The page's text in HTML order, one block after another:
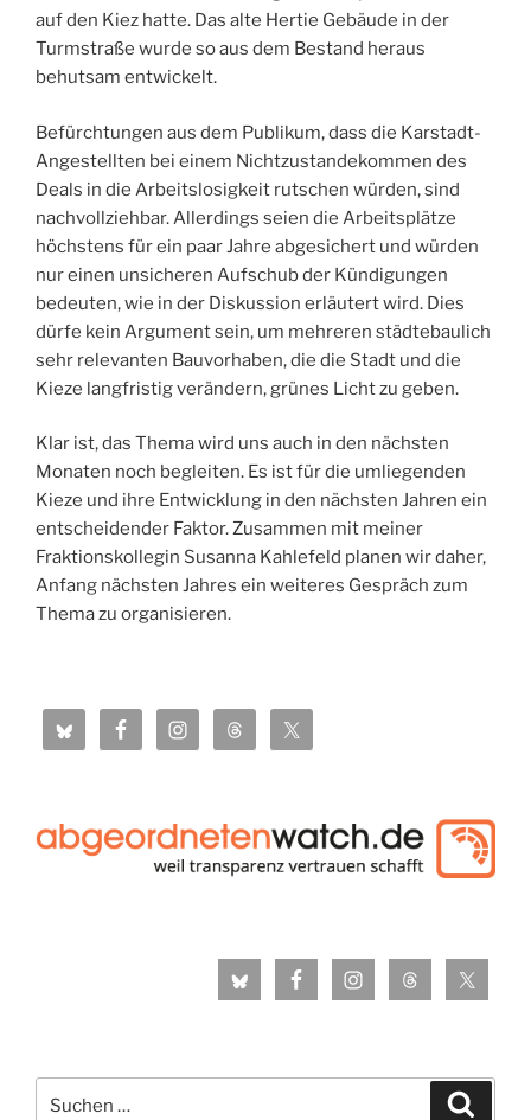
auf den Kiez hatte. Das alte Hertie Gebäude in der
Turmstraße wurde so aus dem Bestand heraus
behutsam entwickelt.
Befürchtungen aus dem Publikum, dass die Karstadt-
Angestellten bei einem Nichtzustandekommen des
Deals in die Arbeitslosigkeit rutschen würden, sind
nachvollziehbar. Allerdings seien die Arbeitsplätze
höchstens für ein paar Jahre abgesichert und würden
nur einen unsicheren Aufschub der Kündigungen
bedeuten, wie in der Diskussion erläutert wird. Dies
dürfe kein Argument sein, um mehreren städtebaulich
sehr relevanten Bauvorhaben, die die Stadt und die
Kieze langfristig verändern, grünes Licht zu geben.
Klar ist, das Thema wird uns auch in den nächsten
Monaten noch begleiten. Es ist für die umliegenden
Kieze und ihre Entwicklung in den nächsten Jahren ein
entscheidender Faktor. Zusammen mit meiner
Fraktionskollegin Susanna Kahlefeld planen wir daher,
Anfang nächsten Jahres ein weiteres Gespräch zum
Thema zu organisieren.